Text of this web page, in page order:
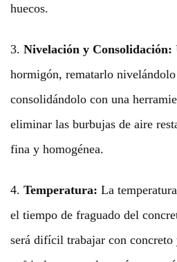
huecos.
3. Nivelación y Consolidación:
hormigón, rematarlo
consolidándolo con una
eliminar las burbujas de aire
fina y homogénea.
4. Temperatura: La
el tiempo de fraguado del
será difícil trabajar con concreto